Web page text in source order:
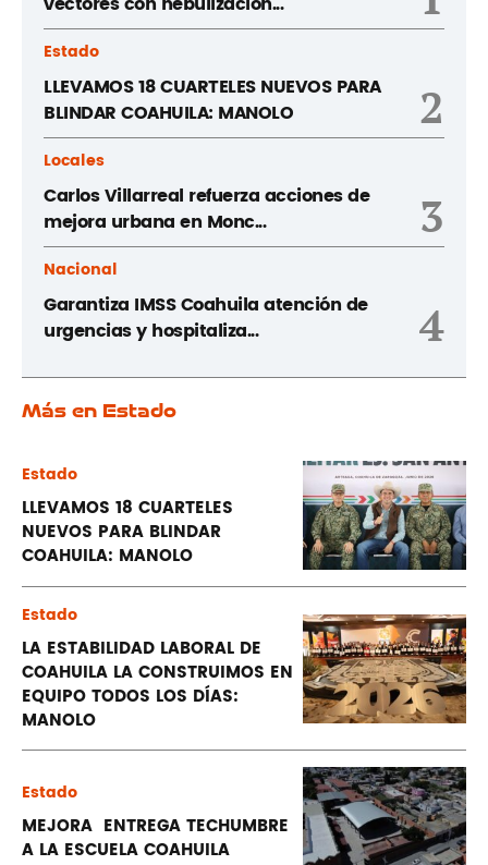
Estado
LLEVAMOS 18 CUARTELES NUEVOS PARA
BLINDAR COAHUILA: MANOLO
2
Locales
Carlos Villarreal refuerza acciones de
mejora urbana en Monc...
3
Nacional
Garantiza IMSS Coahuila atención de
urgencias y hospitaliza...
4
Más en Estado
Estado
LLEVAMOS 18 CUARTELES
NUEVOS PARA BLINDAR
COAHUILA: MANOLO
Estado
LA ESTABILIDAD LABORAL DE
COAHUILA LA CONSTRUIMOS EN
EQUIPO TODOS LOS DÍAS:
MANOLO
Estado
MEJORA ENTREGA TECHUMBRE
A LA ESCUELA COAHUILA